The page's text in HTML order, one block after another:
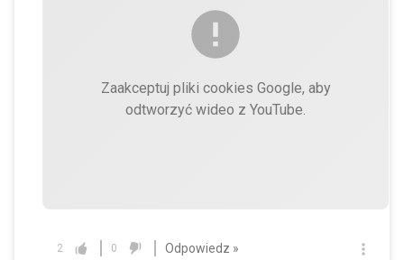
Zaakceptuj pliki cookies Google, aby
odtworzyć wideo z YouTube.
2 0 Odpowiedz »